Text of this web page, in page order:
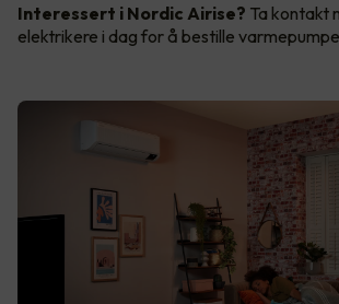
Interessert i Nordic Airise? Ta kontakt
elektrikere i dag for å bestille